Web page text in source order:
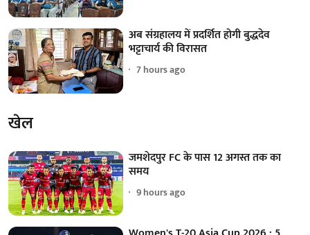
अब संग्रहालय में प्रदर्शित होगी बुद्धदेव
भट्टाचार्य की विरासत
7 hours ago
खेल
जमशेदपुर FC के पास 12 अगस्त तक का
समय
9 hours ago